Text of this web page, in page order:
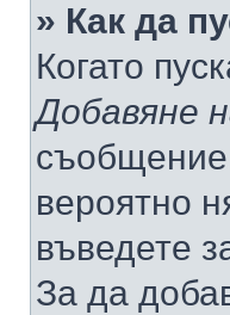
» Как да
Когато
Добавяне
вероятно
въведете
За да